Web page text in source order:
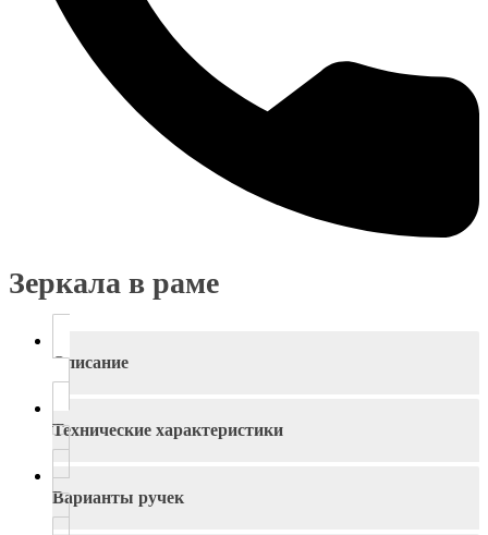
Зеркала в раме
Описание
Технические характеристики
Варианты ручек